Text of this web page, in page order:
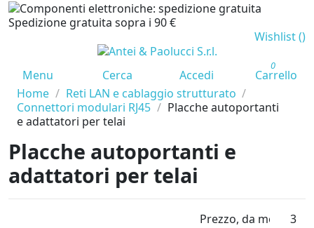
Spedizione gratuita sopra i 90 €
Wishlist ()
Menu Cerca Accedi
0
Carrello
Home
Reti LAN e cablaggio strutturato
Connettori modulari RJ45
Placche autoportanti
e adattatori per telai
Placche autoportanti e
adattatori per telai
Prezzo, da meno3